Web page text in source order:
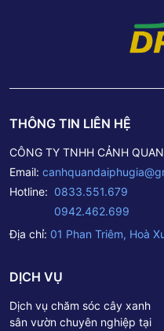
THÔNG TIN LIÊN HỆ
CÔNG TY TNHH CẢNH
Email:
Hotline: 0833.551.679
0942.462.699
Địa chỉ: 01 Phan Triêm, Hoà
DỊCH VỤ
Dịch vụ chăm sóc cây xanh
sân vườn chuyên nghiệp tại